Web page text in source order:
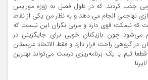
خوبی جذب کردند. که در طول فصل به ژوزه مورایس
تهاجمی انجام می دهد و به نظر من یکی از نقاط
که نیمکت قوی دارد و مربی نگران این نیست که
می‌شود چون بازیکنان خوبی برای جایگزینی در
در گروهی راحت قرار دارد و فقط الاتحاد عربستان
تیم با یک برنامه‌ریزی درست می‌تواند بهترین